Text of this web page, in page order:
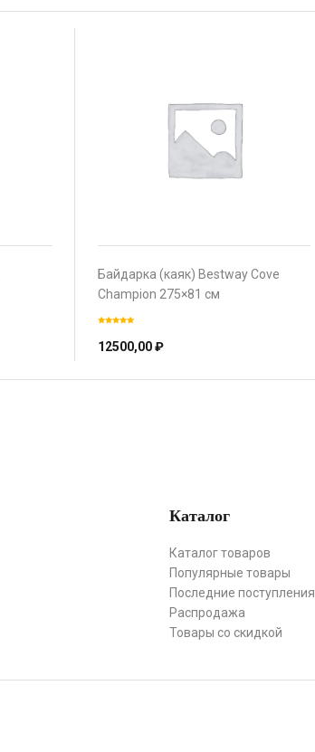
Байдарка (каяк) Bestway Cove
Champion 275×81 см
12500,00₽
Каталог
Каталог товаров
Популярные товары
Последние поступления
Распродажа
Товары со скидкой